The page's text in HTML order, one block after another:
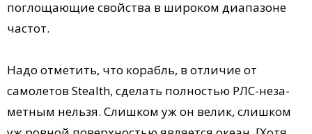
поглощающие свойства в широком диапазоне
частот.
Надо отметить, что корабль, в отличие от
самолетов Stealth, сделать полностью РЛС-не­за­
метным нельзя. Слиш­ком уж он велик, слишком